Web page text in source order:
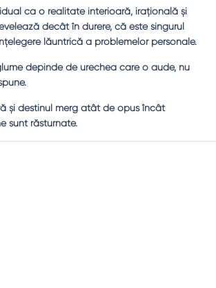
ca o realitate interioară, iraţională şi
decât în durere, că este singurul
lăuntrică a problemelor personale.
depinde de urechea care o aude, nu
şi destinul merg atât de opus încât
sunt răsturnate.